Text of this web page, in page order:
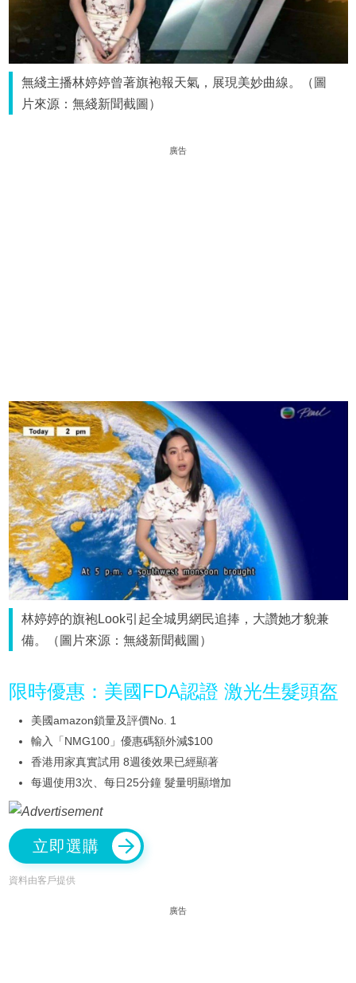
無綫主播林婷婷曾著旗袍報天氣，展現美妙曲線。（圖
片來源：無綫新聞截圖）
廣告
林婷婷的旗袍Look引起全城男網民追捧，大讚她才貌兼
備。（圖片來源：無綫新聞截圖）
限時優惠：美國FDA認證 激光生髮頭盔
美國amazon鎖量及評價No. 1
輸入「NMG100」優惠碼額外減$100
香港用家真實試用 8週後效果已經顯著
每週使用3次、每日25分鐘 髮量明顯增加
立即選購
資料由客戶提供
廣告